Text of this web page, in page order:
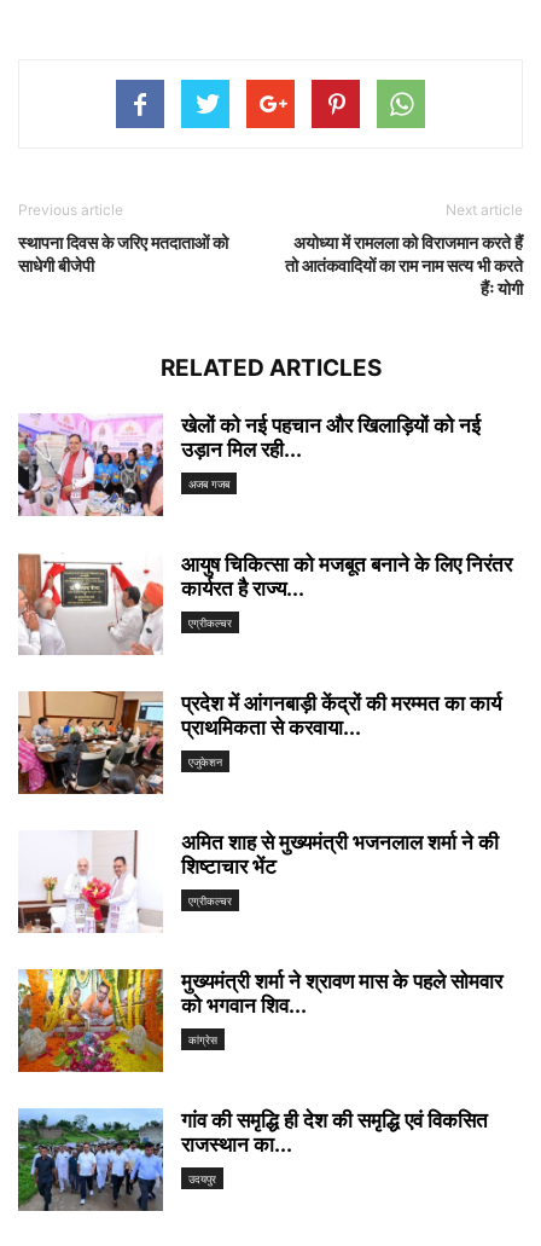
Previous article
स्थापना दिवस के जरिए मतदाताओं को
साधेगी बीजेपी
Next article
अयोध्या में रामलला को विराजमान करते हैं
तो आतंकवादियों का राम नाम सत्य भी करते
हैंः योगी
RELATED ARTICLES
खेलों को नई पहचान और खिलाड़ियों को नई
उड़ान मिल रही...
अजब गजब
आयुष चिकित्सा को मजबूत बनाने के लिए निरंतर
कार्यरत है राज्य...
एग्रीकल्चर
प्रदेश में आंगनबाड़ी केंद्रों की मरम्मत का कार्य
प्राथमिकता से करवाया...
एजुकेशन
अमित शाह से मुख्यमंत्री भजनलाल शर्मा ने की
शिष्टाचार भेंट
एग्रीकल्चर
मुख्यमंत्री शर्मा ने श्रावण मास के पहले सोमवार
को भगवान शिव...
कांग्रेस
गांव की समृद्धि ही देश की समृद्धि एवं विकसित
राजस्थान का...
उदयपुर